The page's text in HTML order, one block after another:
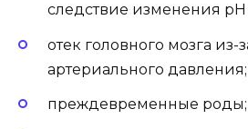
следствие изменения
отек головного мозга
артериального давления;
преждевременные роды;